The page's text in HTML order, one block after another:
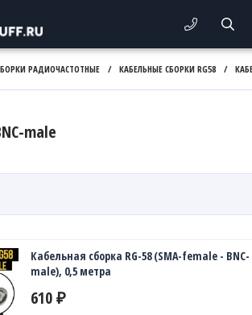
РАДИОЧАСТОТНЫЕ / КАБЕЛЬНЫЕ СБОРКИ RG58 /
male
Кабельная сборка RG-58 (SMA-female - BNC-
male), 0,5 метра
610 ₽